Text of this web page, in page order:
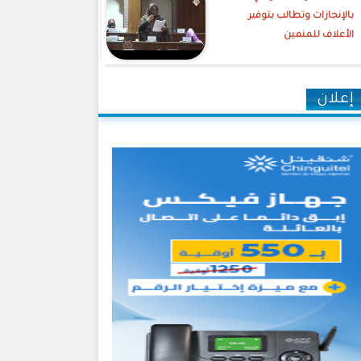
بالإنجازات وتطالب بتوفير
الأعلاف للمنمين
إعلان